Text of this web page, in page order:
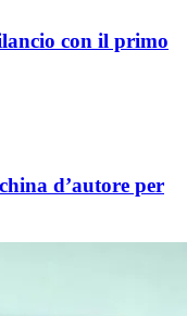
con il primo
d’autore per